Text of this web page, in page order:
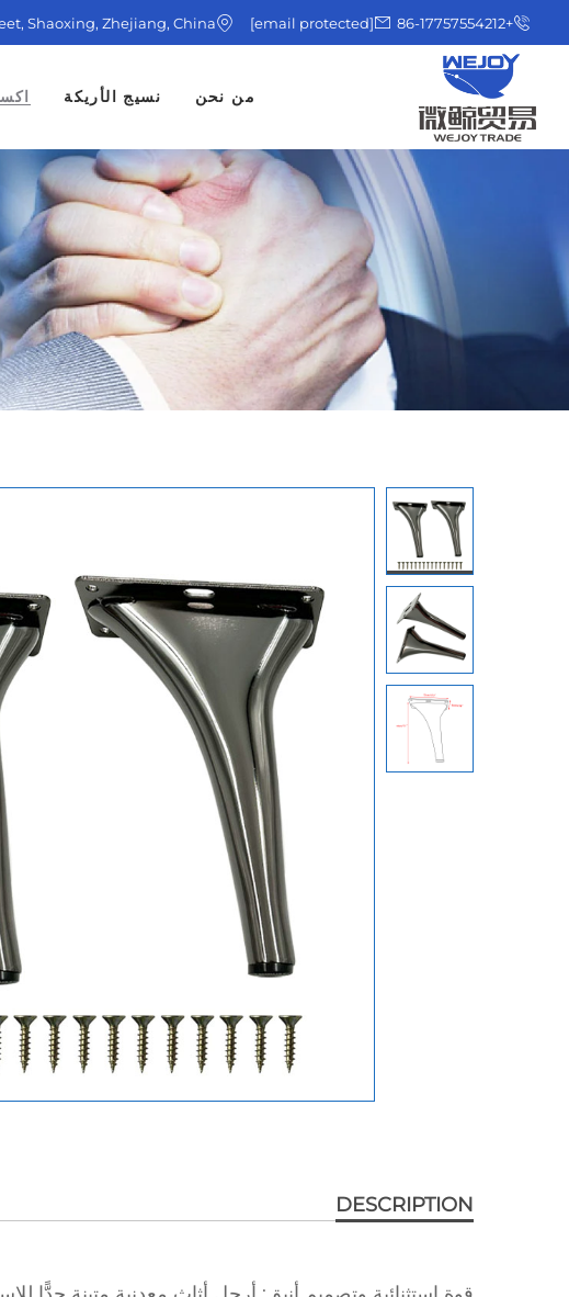
+86-17757554212
[email protected]
Shaoxing, Zhejiang, China
من نحن نسيج الأريكة
DESCRIPTION